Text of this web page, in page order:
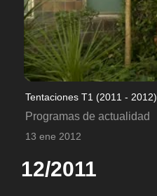
Tentaciones T1 (2011 - 2012)
Programas de actualidad
13 ene 2012
12/2011